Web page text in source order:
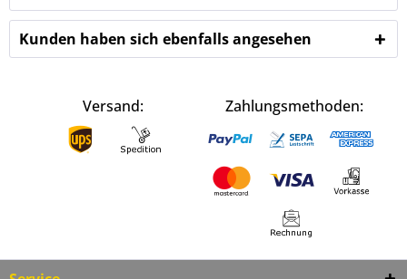
Kunden haben sich ebenfalls angesehen
Versand: Zahlungsmethoden: